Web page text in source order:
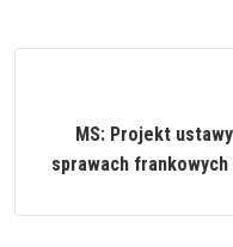
MS: Projekt
sprawach